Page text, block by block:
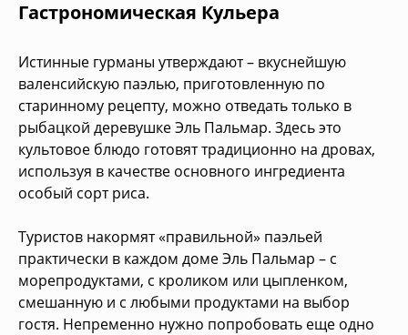
Гастрономическая Кульера
Истинные гурманы утверждают – вкуснейшую
валенсийскую паэлью, приготовленную по
старинному рецепту, можно отведать только в
рыбацкой деревушке Эль Пальмар. Здесь это
культовое блюдо готовят традиционно на дровах,
используя в качестве основного ингредиента
особый сорт риса.
Туристов накормят «правильной» паэльей
практически в каждом доме Эль Пальмар – с
морепродуктами, с кроликом или цыпленком,
смешанную и с любыми продуктами на выбор
гостя. Непременно нужно попробовать еще одно